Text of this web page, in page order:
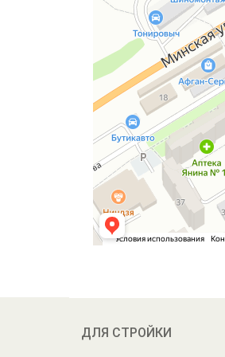
ДЛЯ СТРОЙКИ